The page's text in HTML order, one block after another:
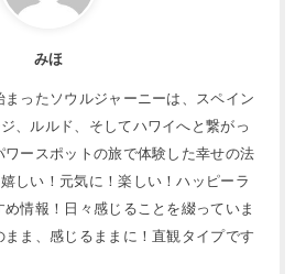
みほ
ったソウルジャーニーは、スペイン
、ルルド、そしてハワイへと繋がっ
ースポットの旅で体験した幸せの法
しい！元気に！楽しい！ハッピーラ
情報！日々感じることを綴っていま
ま、感じるままに！直観タイプです